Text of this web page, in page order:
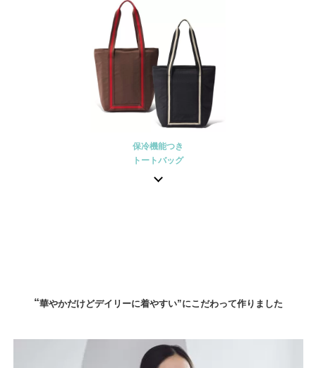
保冷機能つき
トートバッグ
“華やかだけどデイリーに着やすい”にこだわって作りました